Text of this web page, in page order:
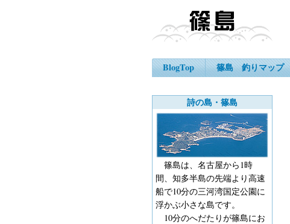
BlogTop 篠島 釣りマップ
詩の島・篠島
篠島は、名古屋から1時
間、知多半島の先端より高速
船で10分の三河湾国定公園に
浮かぶ小さな島です。
10分のへだたりが篠島にお